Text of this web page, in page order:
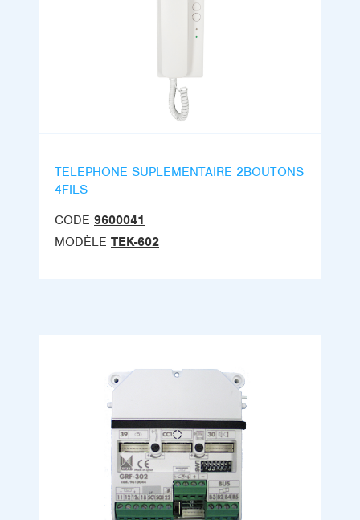
TELEPHONE SUPLEMENTAIRE 2BOUTONS
4FILS
CODE 9600041
MODÈLE TEK-602